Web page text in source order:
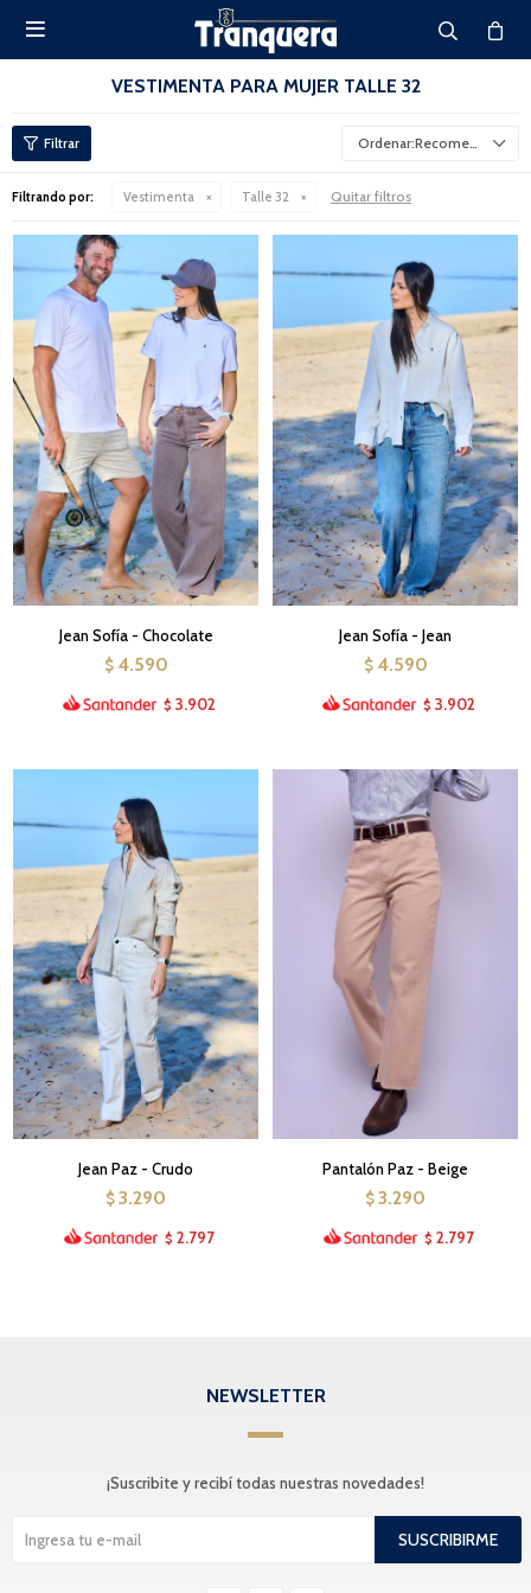

VESTIMENTA PARA MUJER TALLE 32
Recomendados
Filtrando por: Vestimenta Talle 32 Quitar filtros
Jean Sofía - Chocolate
$ 4.590
$ 3.902
Jean Sofía - Jean
$ 4.590
$ 3.902
Jean Paz - Crudo
$ 3.290
$ 2.797
Pantalón Paz - Beige
$ 3.290
$ 2.797
NEWSLETTER
¡Suscribite y recibí todas nuestras novedades!
SUSCRIBIRME